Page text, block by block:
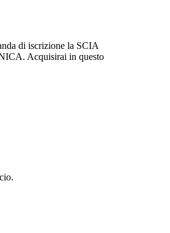
di iscrizione la SCIA
Acquisirai in questo